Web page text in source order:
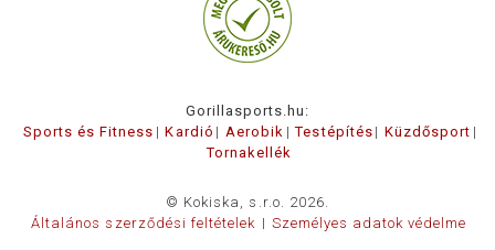
Gorillasports.hu:
Sports és Fitness
Kardió Aerobik Testépítés
Küzdősport
Tornakellék
© Kokiska, s.r.o. 2026.
Általános szerződési feltételek
Személyes adatok védelme